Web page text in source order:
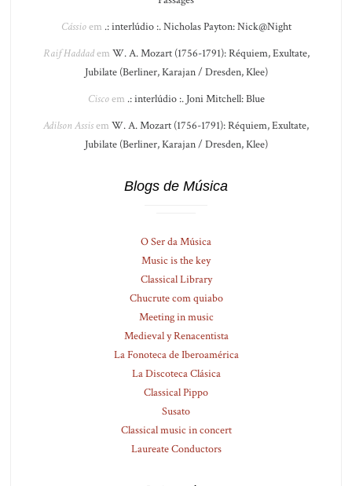
Cássioem .: interlúdio :. Nicholas Payton: Nick@Night
Raif Haddadem W. A. Mozart (1756-1791): Réquiem, Exultate,
Jubilate (Berliner, Karajan / Dresden, Klee)
Ciscoem .: interlúdio :. Joni Mitchell: Blue
Adilson Assisem W. A. Mozart (1756-1791): Réquiem, Exultate,
Jubilate (Berliner, Karajan / Dresden, Klee)
Blogs de Música
O Ser da Música
Music is the key
Classical Library
Chucrute com quiabo
Meeting in music
Medieval y Renacentista
La Fonoteca de Iberoamérica
La Discoteca Clásica
Classical Pippo
Susato
Classical music in concert
Laureate Conductors